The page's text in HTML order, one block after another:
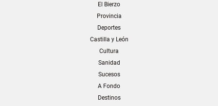
El Bierzo
Provincia
Deportes
Castilla y León
Cultura
Sanidad
Sucesos
A Fondo
Destinos